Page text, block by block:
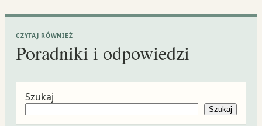
CZYTAJ RÓWNIEŻ
Poradniki i odpowiedzi
Szukaj
Szukaj